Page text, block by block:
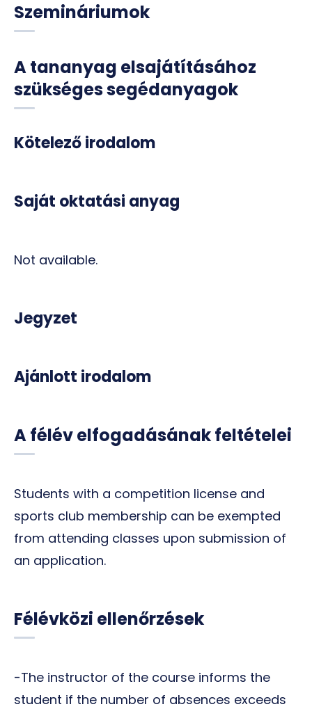
Szemináriumok
A tananyag elsajátításához
szükséges segédanyagok
Kötelező irodalom
Saját oktatási anyag
Not available.
Jegyzet
Ajánlott irodalom
A félév elfogadásának feltételei
Students with a competition license and
sports club membership can be exempted
from attending classes upon submission of
an application.
Félévközi ellenőrzések
-The instructor of the course informs the
student if the number of absences exceeds